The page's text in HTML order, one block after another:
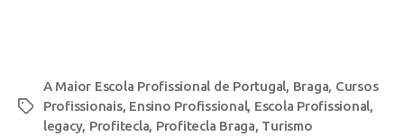
A Maior Escola Profissional de Portugal, Braga, Cursos
Profissionais, Ensino Profissional, Escola Profissional,
legacy, Profitecla, Profitecla Braga, Turismo